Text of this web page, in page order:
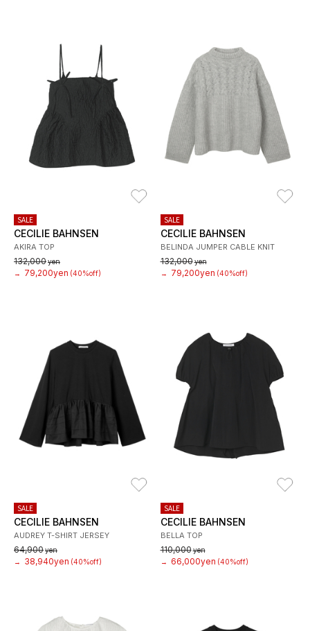
SALE
CECILIE BAHNSEN
AKIRA TOP
132,000yen
→
79,200yen (40%off)
SALE
CECILIE BAHNSEN
BELINDA JUMPER CABLE KNIT
132,000yen
→
79,200yen (40%off)
SALE
CECILIE BAHNSEN
AUDREY T-SHIRT JERSEY
64,900yen
→
38,940yen (40%off)
SALE
CECILIE BAHNSEN
BELLA TOP
110,000yen
→ 66,000yen (40%off)